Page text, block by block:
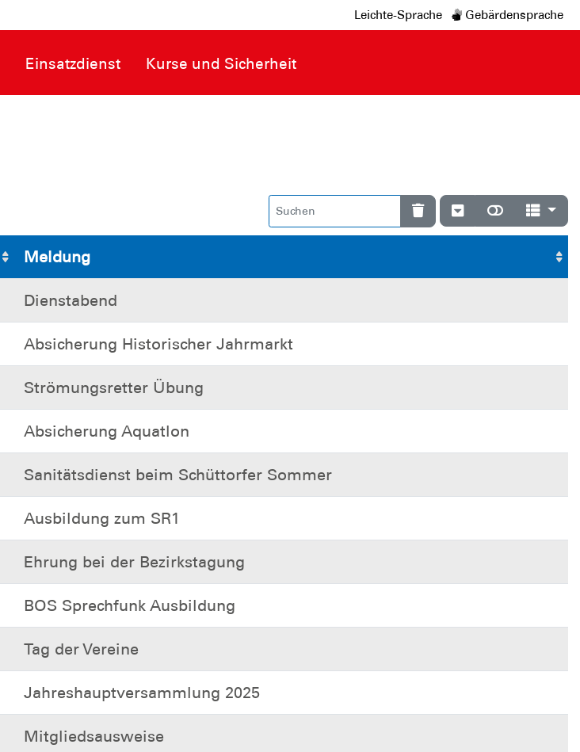
Leichte-Sprache Gebärdensprache
Einsatzdienst Kurse und Sicherheit
Meldung
Dienstabend
Absicherung Historischer Jahrmarkt
Strömungsretter Übung
Absicherung Aquatlon
Sanitätsdienst beim Schüttorfer Sommer
Ausbildung zum SR1
Ehrung bei der Bezirkstagung
BOS Sprechfunk Ausbildung
Tag der Vereine
Jahreshauptversammlung 2025
Mitgliedsausweise